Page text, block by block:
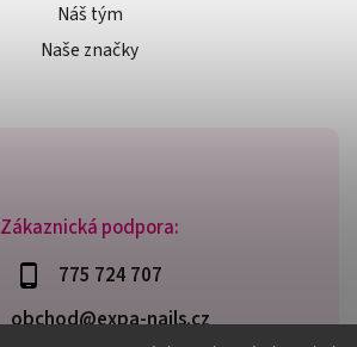
Zákaznická podpora:
775 724 707
obchod@expa-nails.cz
Náš tým
Naše značky